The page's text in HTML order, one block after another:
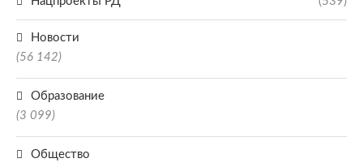
Новости
(56 142)
Образование
(3 099)
Общество